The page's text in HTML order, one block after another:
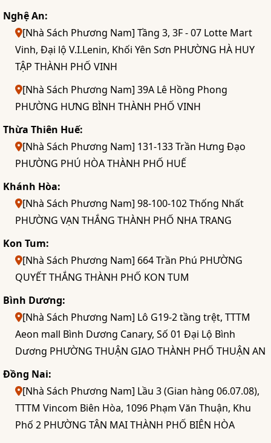
Nghệ An:
[Nhà Sách Phương Nam] Tầng 3, 3F - 07 Lotte Mart
Vinh, Đại lộ V.I.Lenin, Khối Yên Sơn PHƯỜNG HÀ HUY
TẬP THÀNH PHỐ VINH
[Nhà Sách Phương Nam] 39A Lê Hồng Phong
PHƯỜNG HƯNG BÌNH THÀNH PHỐ VINH
Thừa Thiên Huế:
[Nhà Sách Phương Nam] 131-133 Trần Hưng Đạo
PHƯỜNG PHÚ HÒA THÀNH PHỐ HUẾ
Khánh Hòa:
[Nhà Sách Phương Nam] 98-100-102 Thống Nhất
PHƯỜNG VẠN THẮNG THÀNH PHỐ NHA TRANG
Kon Tum:
[Nhà Sách Phương Nam] 664 Trần Phú PHƯỜNG
QUYẾT THẮNG THÀNH PHỐ KON TUM
Bình Dương:
[Nhà Sách Phương Nam] Lô G19-2 tầng trệt, TTTM
Aeon mall Bình Dương Canary, Số 01 Đại Lộ Bình
Dương PHƯỜNG THUẬN GIAO THÀNH PHỐ THUẬN AN
Đồng Nai:
[Nhà Sách Phương Nam] Lầu 3 (Gian hàng 06.07.08),
TTTM Vincom Biên Hòa, 1096 Phạm Văn Thuận, Khu
Phố 2 PHƯỜNG TÂN MAI THÀNH PHỐ BIÊN HÒA